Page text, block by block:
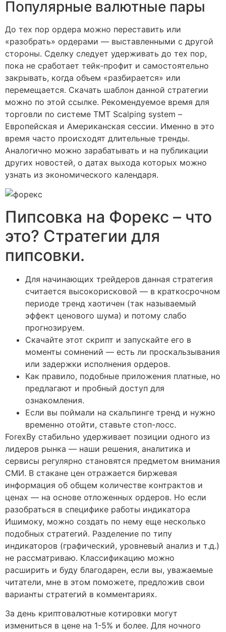
Популярные валютные пары
До тех пор ордера можно переставить или
«разобрать» ордерами — выставленными с другой
стороны. Сделку следует удерживать до тех пор,
пока не сработает тейк-профит и самостоятельно
закрывать, когда объем «разбирается» или
перемещается. Скачать шаблон данной стратегии
можно по этой ссылке. Рекомендуемое время для
торговли по системе TMT Scalping system –
Европейская и Американская сессии. Именно в это
время часто происходят длительные тренды.
Аналогично можно зарабатывать и на публикации
других новостей, о датах выхода которых можно
узнать из экономического календаря.
Пипсовка на Форекс – что
это? Стратегии для
пипсовки.
Для начинающих трейдеров данная стратегия
считается высокорисковой — в краткосрочном
периоде тренд хаотичен (так называемый
эффект ценового шума) и потому слабо
прогнозируем.
Скачайте этот скрипт и запускайте его в
моменты сомнений — есть ли проскальзывания
или задержки исполнения ордеров.
Как правило, подобные приложения платные, но
предлагают и пробный доступ для
ознакомления.
Если вы поймали на скальпинге тренд и нужно
временно отойти, ставьте стоп-лосс.
ForexBy стабильно удерживает позиции одного из
лидеров рынка — наши решения, аналитика и
сервисы регулярно становятся предметом внимания
СМИ. В стакане цен отражается биржевая
информация об общем количестве контрактов и
ценах — на основе отложенных ордеров. Но если
разобраться в специфике работы индикатора
Ишимоку, можно создать по нему еще несколько
подобных стратегий. Разделение по типу
индикаторов (графический, уровневый анализ и т.д.)
не рассматриваю. Классификацию можно
расширить и буду благодарен, если вы, уважаемые
читатели, мне в этом поможете, предложив свои
варианты стратегий в комментариях.
За день криптовалютные котировки могут
измениться в цене на 1-5% и более. Для ночного